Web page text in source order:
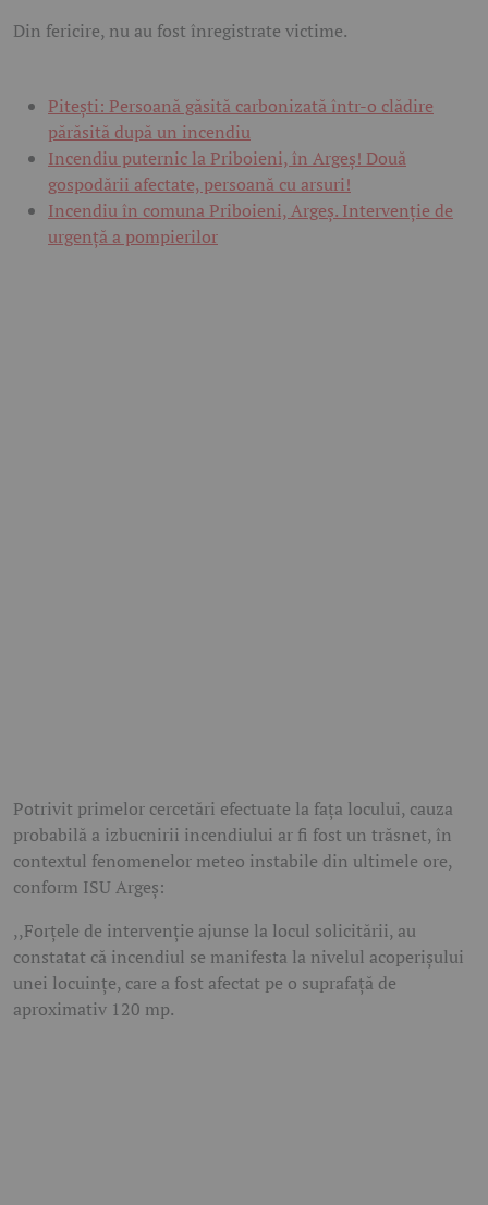
Din fericire, nu au fost înregistrate victime.
Pitești: Persoană găsită carbonizată într-o clădire
părăsită după un incendiu
Incendiu puternic la Priboieni, în Argeș! Două
gospodării afectate, persoană cu arsuri!
Incendiu în comuna Priboieni, Argeș. Intervenție de
urgență a pompierilor
Potrivit primelor cercetări efectuate la fața locului, cauza
probabilă a izbucnirii incendiului ar fi fost un trăsnet, în
contextul fenomenelor meteo instabile din ultimele ore,
conform ISU Argeș:
,,Forțele de intervenție ajunse la locul solicitării, au
constatat că incendiul se manifesta la nivelul acoperișului
unei locuințe, care a fost afectat pe o suprafață de
aproximativ 120 mp.